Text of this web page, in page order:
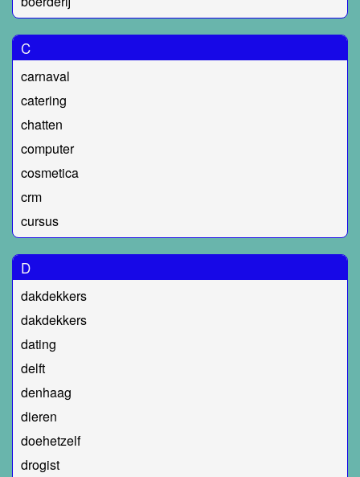
C
carnaval
catering
chatten
computer
cosmetica
crm
cursus
D
dakdekkers
dakdekkers
dating
delft
denhaag
dieren
doehetzelf
drogist